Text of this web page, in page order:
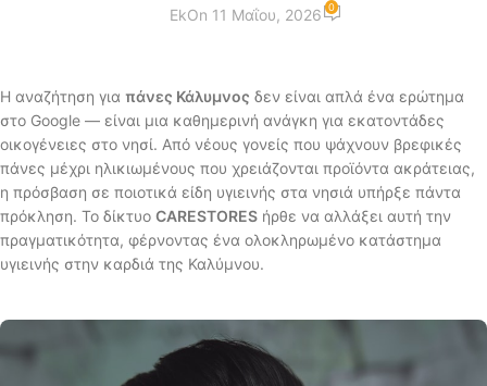
EkOn 11 Μαΐου, 2026 0
Η αναζήτηση για πάνες Κάλυμνος δεν είναι απλά ένα ερώτημα
στο Google — είναι μια καθημερινή ανάγκη για εκατοντάδες
οικογένειες στο νησί. Από νέους γονείς που ψάχνουν βρεφικές
πάνες μέχρι ηλικιωμένους που χρειάζονται προϊόντα ακράτειας,
η πρόσβαση σε ποιοτικά είδη υγιεινής στα νησιά υπήρξε πάντα
πρόκληση. Το δίκτυο CARESTORES ήρθε να αλλάξει αυτή την
πραγματικότητα, φέρνοντας ένα ολοκληρωμένο κατάστημα
υγιεινής στην καρδιά της Καλύμνου.